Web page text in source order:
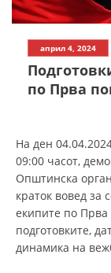
април 4, 2024
по Прва
На ден
09:00 часот,
Општинска
краток вовед за
екипите по Прва
подготовките,
динамика на